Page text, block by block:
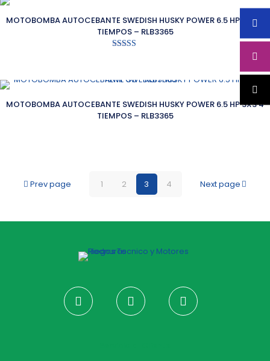
MOTOBOMBA AUTOCEBANTE SWEDISH HUSKY POWER 6.5 HP 3X3 4
TIEMPOS – RLB3365
MOTOBOMBA AUTOCEBANTE SWEDISH HUSKY POWER 6.5 HP 3X3 4
TIEMPOS – RLB3365
Prev page 1 2 3 4 Next page